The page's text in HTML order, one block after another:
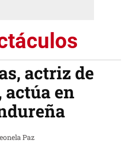
actriz de
actúa en
Paz